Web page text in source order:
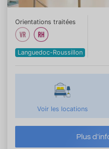
Orientations traitées
Languedoc-Roussillon
Voir les locations
Plus